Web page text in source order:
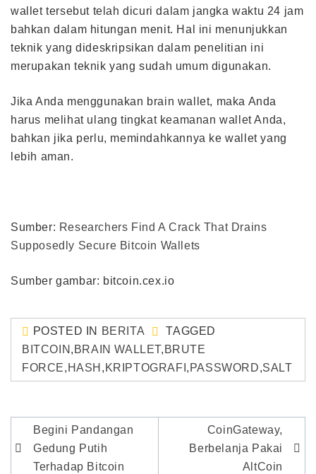
wallet tersebut telah dicuri dalam jangka waktu 24 jam
bahkan dalam hitungan menit. Hal ini menunjukkan
teknik yang dideskripsikan dalam penelitian ini
merupakan teknik yang sudah umum digunakan.
Jika Anda menggunakan brain wallet, maka Anda
harus melihat ulang tingkat keamanan wallet Anda,
bahkan jika perlu, memindahkannya ke wallet yang
lebih aman.
Sumber: Researchers Find A Crack That Drains
Supposedly Secure Bitcoin Wallets
Sumber gambar: bitcoin.cex.io
POSTED IN BERITA
TAGGED
BITCOIN , BRAIN WALLET, BRUTE
FORCE, HASH , KRIPTOGRAFI , PASSWORD,SALT
Post
navigation
Begini Pandangan
Gedung Putih
Terhadap Bitcoin
CoinGateway,
Berbelanja Pakai
AltCoin